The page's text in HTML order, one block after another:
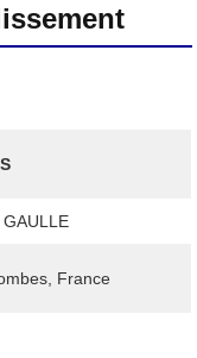
GAULLE
France